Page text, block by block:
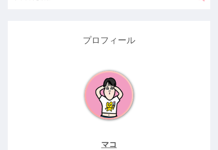
プロフィール
マコ